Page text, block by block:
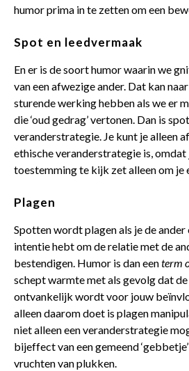
humor prima in te zetten om een
Spot en leedvermaak
En er is de soort humor waarin we
van een afwezige ander. Dat kan
sturende werking hebben als we er
die ‘oud gedrag’ vertonen. Dan is
veranderstrategie. Je kunt je alleen
ethische veranderstrategie is,
toestemming te kijk zet alleen om je
Plagen
Spotten wordt plagen als je de ander
intentie hebt om de relatie met de
bestendigen. Humor is dan eenterm
schept warmte met als gevolg dat
ontvankelijk wordt voor jouw
alleen daarom doet is plagen
niet alleen een veranderstrategie
bijeffect van een gemeend
vruchten van plukken.